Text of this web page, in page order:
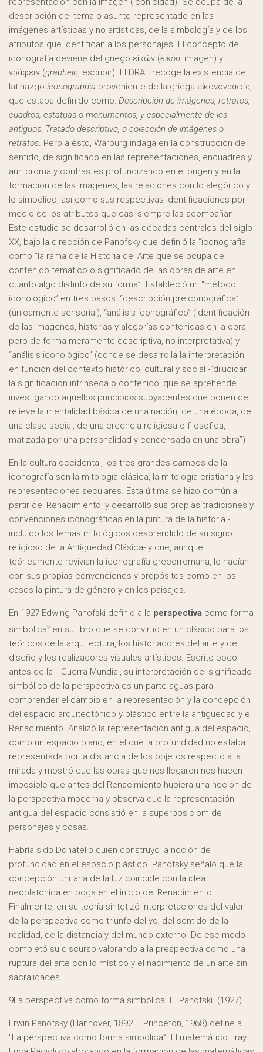
descripción del tema o asunto representado en las
imágenes artísticas y no artísticas, de la simbología y de los
atributos que identifican a los personajes. El concepto de
iconografía deviene del griego εἰκών (eikón, imagen) y
γράφειν (grapheïn, escribir). El DRAE recoge la existencia del
latinazgo iconographĭa proveniente de la griega εἰκονογραφία,
que estaba definido como: Descripción de imágenes, retratos,
cuadros, estatuas o monumentos, y especialmente de los
antiguos. Tratado descriptivo, o colección de imágenes o
retratos. Pero a ésto, Warburg indaga en la construcción de
sentido, de significado en las representaciones, encuadres y
aun croma y contrastes profundizando en el origen y en la
formación de las imágenes, las relaciones con lo alegórico y
lo simbólico, así como sus respectivas identificaciones por
medio de los atributos que casi siempre las acompañan.
Este estudio se desarrolló en las décadas centrales del siglo
XX, bajo la dirección de Panofsky que definió la “iconografía”
como “la rama de la Historia del Arte que se ocupa del
contenido temático o significado de las obras de arte en
cuanto algo distinto de su forma”. Estableció un “método
iconológico” en tres pasos: “descripción preiconográfica”
(únicamente sensorial), “análisis iconográfico” (identificación
de las imágenes, historias y alegorías contenidas en la obra,
pero de forma meramente descriptiva, no interpretativa) y
“análisis iconológico” (donde se desarrolla la interpretación
en función del contexto histórico, cultural y social -“dilucidar
la significación intrínseca o contenido, que se aprehende
investigando aquellos principios subyacentes que ponen de
relieve la mentalidad básica de una nación, de una época, de
una clase social, de una creencia religiosa o filosófica,
matizada por una personalidad y condensada en una obra”)
En la cultura occidental, los tres grandes campos de la
iconografía son la mitología clásica, la mitología cristiana y las
representaciones seculares. Ésta última se hizo común a
partir del Renacimiento, y desarrolló sus propias tradiciones y
convenciones iconográficas en la pintura de la historia -
incluído los temas mitológicos desprendido de su signo
religioso de la Antiguedad Clásica- y que, aunque
teóricamente revivían la iconografía grecorromana, lo hacían
con sus propias convenciones y propósitos como en los
casos la pintura de género y en los paisajes.
En 1927 Edwing Panofski definió a la perspectiva como forma
simbólica9 en su libro que se convirtió en un clásico para los
teóricos de la arquitectura, los historiadores del arte y del
diseño y los realizadores visuales artísticos. Escrito poco
antes de la II Guerra Mundial, su interpretación del significado
simbólico de la perspectiva es un parte aguas para
comprender el cambio en la representación y la concepción
del espacio arquitectónico y plástico entre la antigüedad y el
Renacimiento. Analizó la representación antigua del espacio,
como un espacio plano, en el que la profundidad no estaba
representada por la distancia de los objetos respecto a la
mirada y mostró que las obras que nos llegaron nos hacen
imposible que antes del Renacimiento hubiera una noción de
la perspectiva moderna y observa que la representación
antigua del espacio consistió en la superposiciom de
personajes y cosas.
Habría sido Donatello quien construyó la noción de
profundidad en el espacio plástico. Panofsky señaló que la
concepción unitaria de la luz coincide con la idea
neoplatónica en boga en el inicio del Renacimiento.
Finalmente, en su teoría sintetizó interpretaciones del valor
de la perspectiva como triunfo del yo, del sentido de la
realidad, de la distancia y del mundo externo. De ese modo
completó su discurso valorando a la prespectiva como una
ruptura del arte con lo místico y el nacimiento de un arte sin
sacralidades.
9La perspectiva como forma simbólica. E. Panofski. (1927)
Erwin Panofsky (Hannover, 1892 – Princeton, 1968) define a
“La perspectiva como forma simbólica”. El matemático Fray